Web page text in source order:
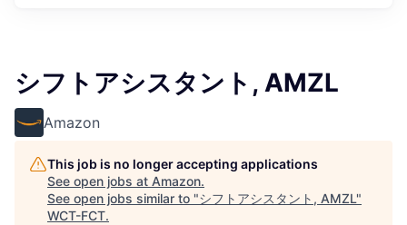
シフトアシスタント, AMZL
Amazon
This job is no longer accepting applications
See open jobs at Amazon.
See open jobs similar to "シフトアシスタント, AMZL"
WCT-FCT.